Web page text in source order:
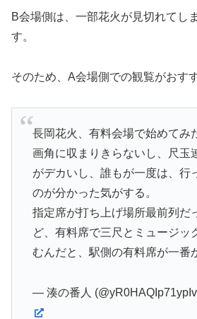
B会場側は、一部花火が見切れてし
す。
そのため、A会場側での観覧がおす
長岡花火、有料会場で始めてみ
画角に収まりきらないし、尺玉
がデカいし、誰もが一度は、行
のが分かった気がする。
指定席が打ち上げ場所最前列だ
ど、有料席で三尺とミュージッ
むんだと、駅側の有料席が一番
— 湊の番人